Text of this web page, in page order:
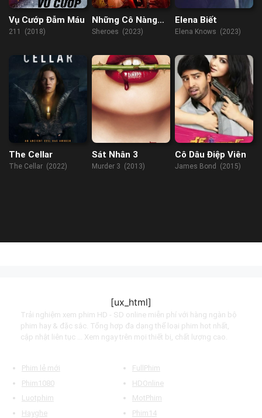
Vụ Cướp Đẫm Máu
211 (2018)
Những Cô Nàng
Hành Động
Sheroes (2023)
Elena Biết
Elena Knows (2023)
The Cellar
The Cellar (2022)
Sát Nhân 3
Murder 3 (2013)
Cô Dâu Điệp Viên
James Bond (2015)